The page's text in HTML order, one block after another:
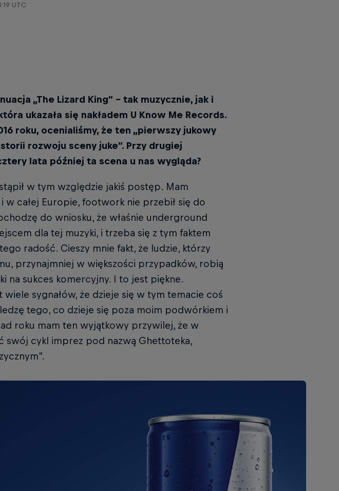
UTC
„The Lizard King” – tak muzycznie, jak i
ukazała się nakładem U Know Me Records.
roku, ocenialiśmy, że ten „pierwszy jukowy
rozwoju sceny juke”. Przy drugiej
lata później ta scena u nas wygląda?
w tym względzie jakiś postęp. Mam
w całej Europie, footwork nie przebił się do
do wniosku, że właśnie underground
dla tej muzyki, i trzeba się z tym faktem
radość. Cieszy mnie fakt, że ludzie, którzy
przynajmniej w większości przypadków, robią
na sukces komercyjny. I to jest piękne.
sygnałów, że dzieje się w tym temacie coś
tego, co dzieje się poza moim podwórkiem i
roku mam ten wyjątkowy przywilej, że w
swój cykl imprez pod nazwą Ghettoteka,